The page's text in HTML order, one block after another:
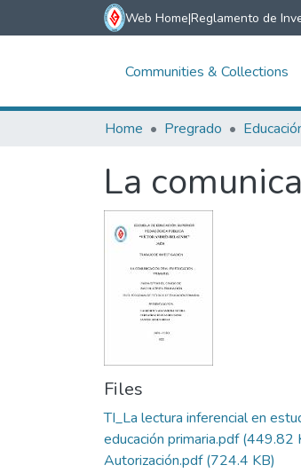
Web Home|Reglamento de
Communities & Collections
Home Pregrado
La
Files
TI_La lectura inferencial en
educación primaria.pdf(449.82
Autorización.pdf(724.4 KB)